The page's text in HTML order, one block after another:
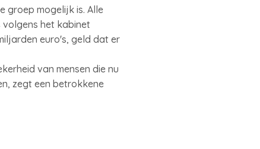
groep mogelijk is. Alle
volgens het kabinet
euro's, geld dat er
van mensen die nu
zegt een betrokkene